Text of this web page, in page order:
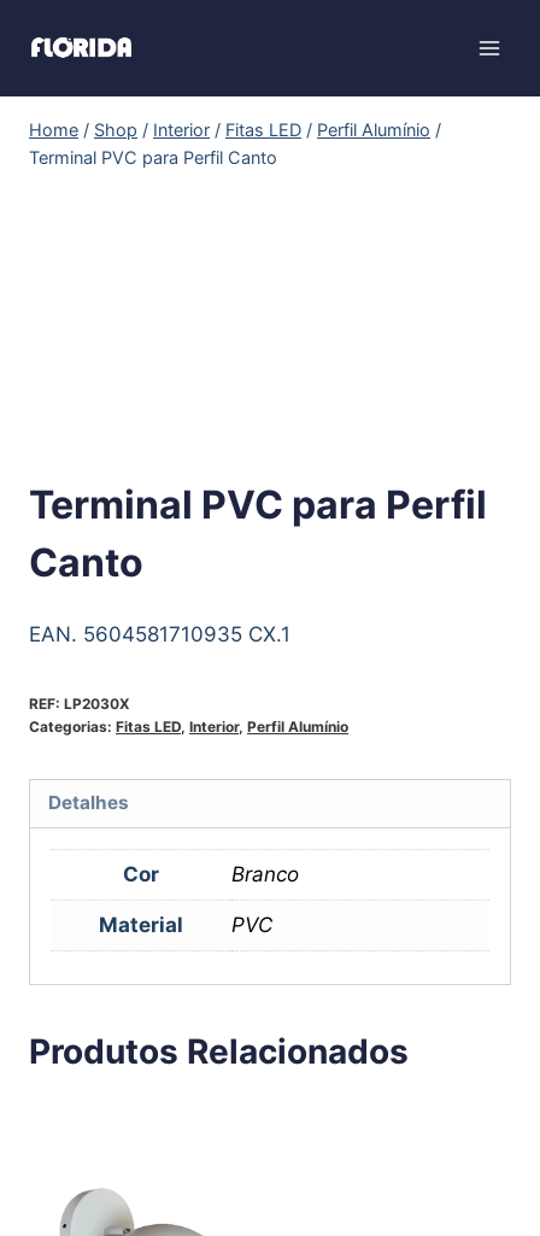
Home / Shop / Interior / Fitas LED / Perfil Alumínio /
Terminal PVC para Perfil Canto
Terminal PVC para Perfil
Canto
EAN. 5604581710935 CX.1
REF: LP2030X
Categorias: Fitas LED, Interior, Perfil Alumínio
Detalhes
Cor Branco
Material PVC
Produtos Relacionados